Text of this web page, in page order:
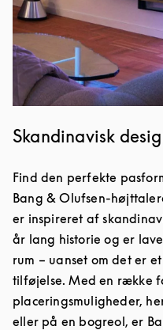
Skandinavisk
Find den perfekte
Bang & Olufsen-
er inspireret af
år lang historie og er
rum – uanset om det er
tilføjelse. Med en række
placeringsmuligheder,
eller på en bogreol, er